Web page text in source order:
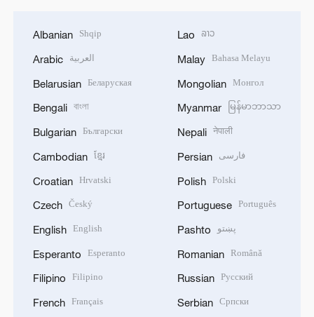
Albanian Shqip
Arabic العربية
Belarusian Беларуская
Bengali বাংলা
Bulgarian Български
Cambodian ខ្មែរ
Croatian Hrvatski
Czech Český
English English
Esperanto Esperanto
Filipino Filipino
French Français
Lao ລາວ
Malay Bahasa Melayu
Mongolian Монгол
Myanmar မြန်မာဘာသာ
Nepali नेपाली
Persian فارسی
Polish Polski
Portuguese Português
Pashto پښتو
Romanian Română
Russian Русский
Serbian Српски